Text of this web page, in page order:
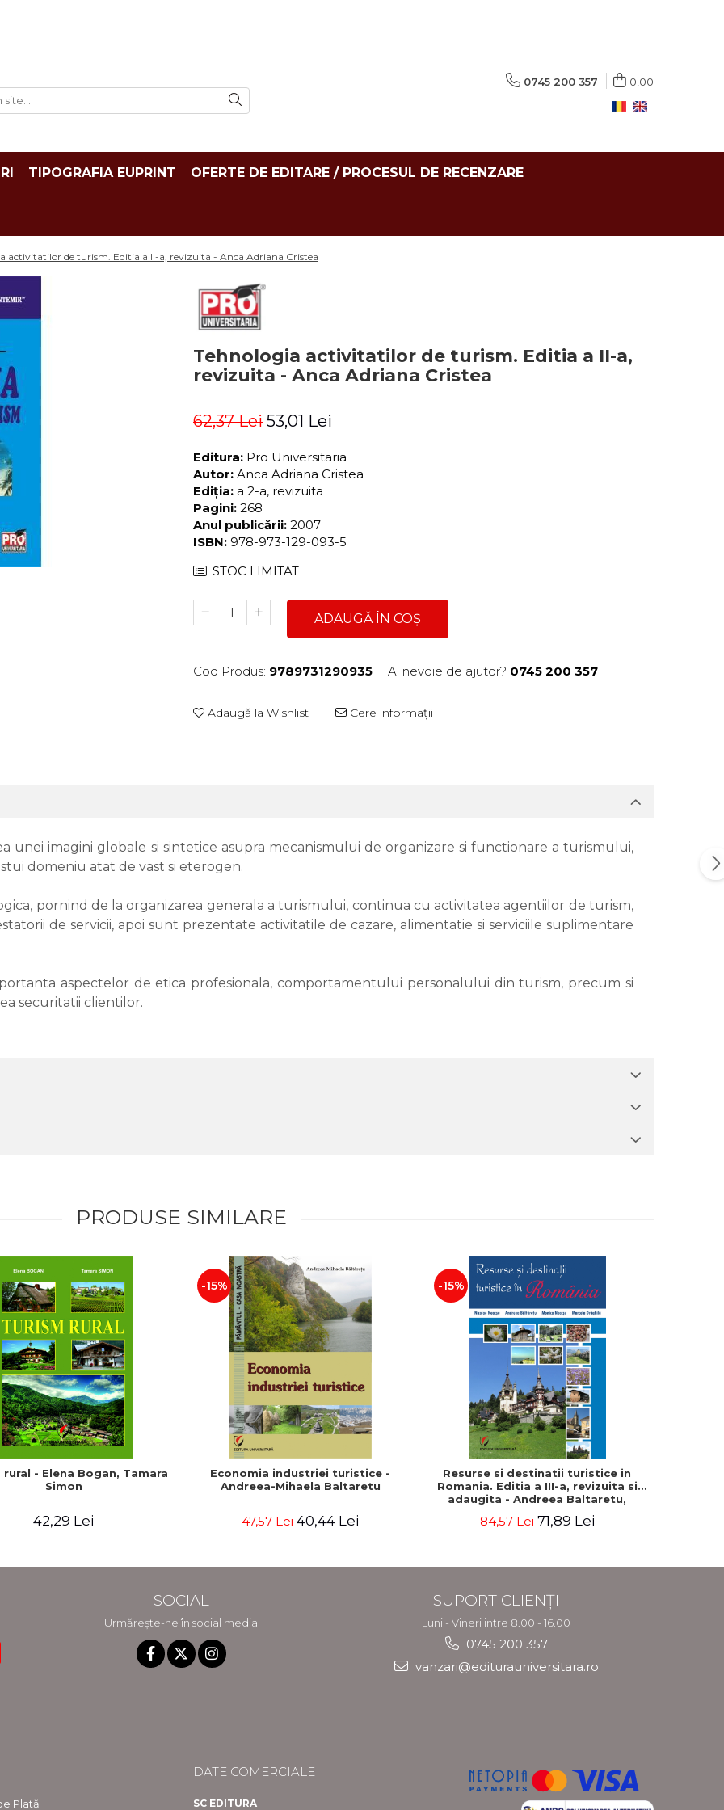
0745 200 357 0,00
TIPOGRAFIA EUPRINT OFERTE DE EDITARE / PROCESUL DE RECENZARE
activitatilor de turism. Editia a II-a, revizuita - Anca Adriana Cristea
Tehnologia activitatilor de turism. Editia a II-a,
revizuita - Anca Adriana Cristea
62,37 Lei 53,01 Lei
Editura: Pro Universitaria
Autor: Anca Adriana Cristea
Ediția: a 2-a, revizuita
Pagini: 268
Anul publicării: 2007
ISBN: 978-973-129-093-5
STOC LIMITAT
ADAUGĂ ÎN COȘ
Cod Produs: 9789731290935 Ai nevoie de ajutor? 0745 200 357
Adaugă la Wishlist Cere informații
unei imagini globale si sintetice asupra mecanismului de organizare si functionare a turismului,
domeniu atat de vast si eterogen.
pornind de la organizarea generala a turismului, continua cu activitatea agentiilor de turism,
de servicii, apoi sunt prezentate activitatile de cazare, alimentatie si serviciile suplimentare
aspectelor de etica profesionala, comportamentului personalului din turism, precum si
securitatii clientilor.
PRODUSE SIMILARE
rural - Elena Bogan, Tamara
Simon
42,29 Lei
-15%
Economia industriei turistice -
Andreea-Mihaela Baltaretu
47,57 Lei40,44 Lei
-15%
Resurse si destinatii turistice in
Romania. Editia a III-a, revizuita si
adaugita - Andreea Baltaretu,
Marcela Draghila, Monica Neacsu,
Nicolae Neacsu
84,57 Lei71,89 Lei
SOCIAL
Urmărește-ne în social media
SUPORT CLIENȚI
Luni - Vineri intre 8.00 - 16.00
0745 200 357
vanzari@editurauniversitara.ro
Plată
DATE COMERCIALE
SC EDITURA